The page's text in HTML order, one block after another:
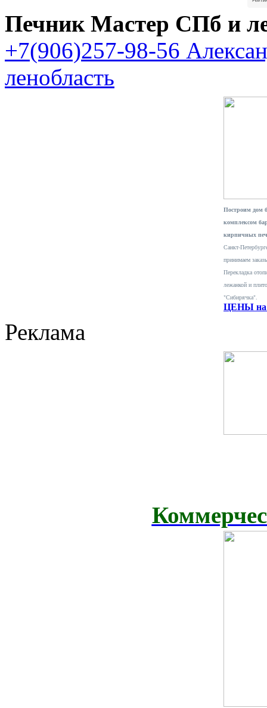
Печник Мастер СПб и
+7(906)257-98-56
ленобласть
Построим дом
комплексом
кирпичных
Санкт-
принимаем
Перекладка
лежанкой и
"Сибирячка".
ЦЕНЫ на
Реклама